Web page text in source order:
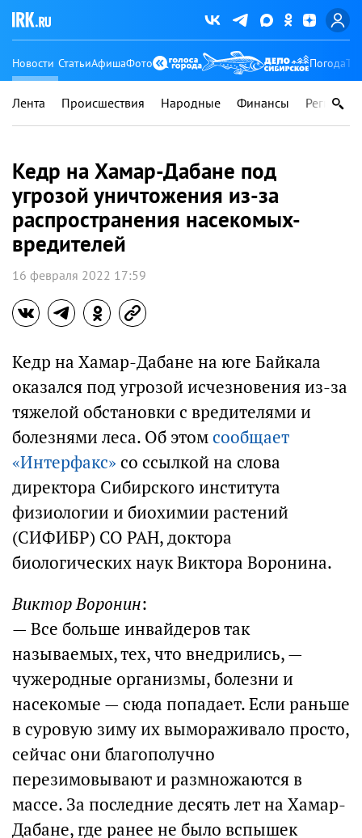
Новости СтатьиАфишаФото Погода
Лента Происшествия Народные Финансы Регионы
Кедр на Хамар-Дабане под
угрозой уничтожения из-за
распространения насекомых-
вредителей
16 февраля 2022 17:59
Кедр на Хамар-Дабане на юге Байкала
оказался под угрозой исчезновения из-за
тяжелой обстановки с вредителями и
болезнями леса. Об этомсообщает
«Интерфакс»со ссылкой на слова
директора Сибирского института
физиологии и биохимии растений
(СИФИБР) СО РАН, доктора
биологических наук Виктора Воронина.
Виктор Воронин:
— Все больше инвайдеров так
называемых, тех, что внедрились, —
чужеродные организмы, болезни и
насекомые — сюда попадает. Если раньше
в суровую зиму их вымораживало просто,
сейчас они благополучно
перезимовывают и размножаются в
массе. За последние десять лет на Хамар-
Дабане, где ранее не было вспышек